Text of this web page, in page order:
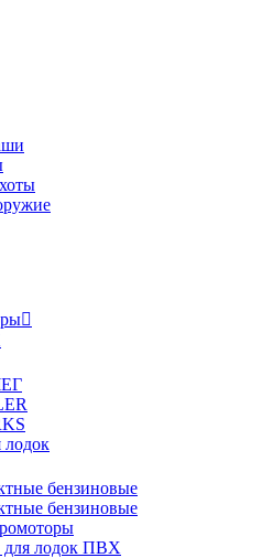

бензиновые
бензиновые
для лодок ПВХ